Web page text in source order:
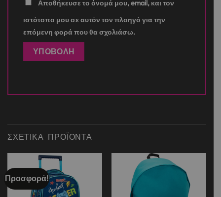
Αποθήκευσε το όνομά μου, email, και τον
ιστότοπο μου σε αυτόν τον πλοηγό για την
επόμενη φορά που θα σχολιάσω.
ΣΧΕΤΙΚΆ ΠΡΟΪΌΝΤΑ
Προσφορά!
wishlist
Add to
wishlist